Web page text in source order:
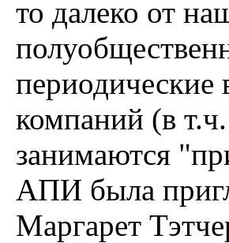
то далеко от
периодические
компаний (в
занимаются
АПИ была
Маргарет